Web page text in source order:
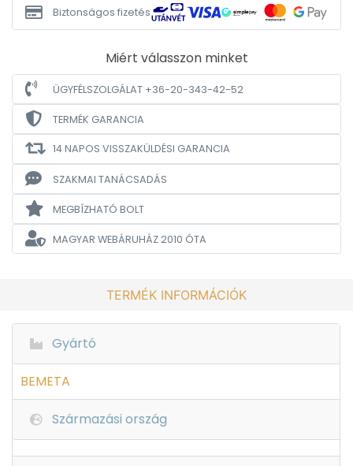
Biztonságos fizetés
Miért válasszon minket
ÜGYFÉLSZOLGÁLAT +36-20-343-42-52
TERMÉK GARANCIA
14 NAPOS VISSZAKÜLDÉSI GARANCIA
SZAKMAI TANÁCSADÁS
MEGBÍZHATÓ BOLT
MAGYAR WEBÁRUHÁZ2010 ÓTA
TERMÉK INFORMÁCIÓK
Gyártó
BEMETA
Származási ország